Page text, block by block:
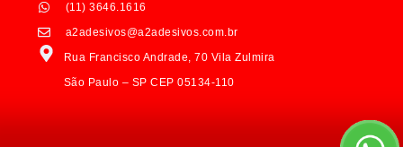
(11) 3646.1616
a2adesivos@a2adesivos.com.br
Rua Francisco Andrade, 70 Vila Zulmira
São Paulo – SP CEP 05134-110